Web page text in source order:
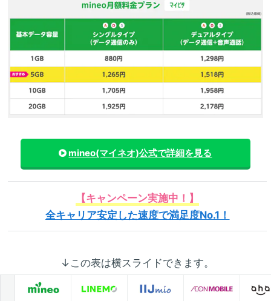
mineo(マイネオ)公式で詳細を見る
【キャンペーン実施中！】
全キャリア安定した速度で満足度No.1！
↓この表は横スライドできます。